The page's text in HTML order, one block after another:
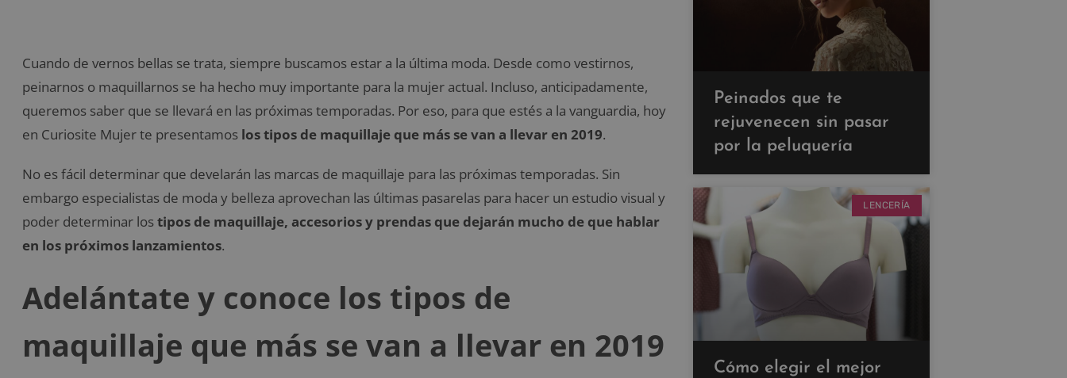
Cuando de vernos bellas se trata, siempre buscamos estar a la última moda. Desde como vestirnos,
peinarnos o maquillarnos se ha hecho muy importante para la mujer actual. Incluso, anticipadamente,
queremos saber que se llevará en las próximas temporadas. Por eso, para que estés a la vanguardia, hoy
en Curiosite Mujer te presentamos los tipos de maquillaje que más se van a llevar en 2019.
No es fácil determinar que develarán las marcas de maquillaje para las próximas temporadas. Sin
embargo especialistas de moda y belleza aprovechan las últimas pasarelas para hacer un estudio visual y
poder determinar lostipos de maquillaje, accesorios y prendas que dejarán mucho de que hablar
en los próximos lanzamientos.
Adelántate y conoce los tipos de
maquillaje que más se van a llevar en 2019
Peinados que te
rejuvenecen sin pasar
por la peluquería
LENCERÍA
Cómo elegir el mejor